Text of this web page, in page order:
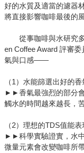
好的水質及適當的濾器
將直接影響咖啡最後的風
從事咖啡與水研究多
en Coffee Award 評審
氣與口感——
（1）水能篩選出好的
►►香氣最強烈的部分
觸水的時間越來越長，
（2）理想的TDS值能
►►科學實驗證實，水
微量元素會改變咖啡所